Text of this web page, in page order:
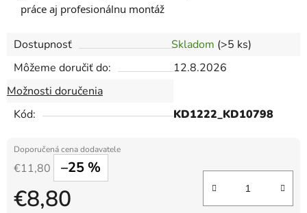
práce aj profesionálnu montáž
Dostupnosť Skladom (>5 ks)
Môžeme doručiť do:
12.8.2026
Možnosti doručenia
Kód:
KD1222_KD10798
€11,80 –25 %
€8,80